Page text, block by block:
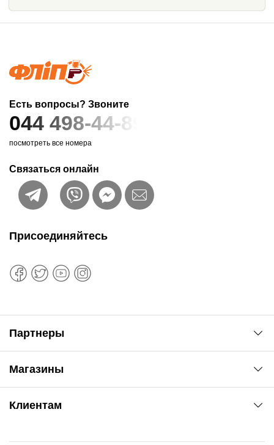
Есть вопросы? Звоните
044 498-44-89
посмотреть все номера
Связаться онлайн
Магазины
ул. Рабочая, 2-а
Клиентам
Присоединяйтесь
Партнеры
Сервис колористам